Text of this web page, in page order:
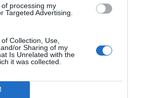
processing my
Targeted Advertising.
Collection, Use,
or Sharing of my
Is Unrelated with the
it was collected.
tako ponosne
po poročanju nemške
dpa še dejal Moon.
z donacijami omogočate bralci.